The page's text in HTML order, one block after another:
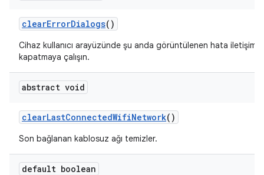
clearErrorDialogs()
Cihaz kullanıcı arayüzünde şu anda görüntülenen hata iletişim
kapatmaya çalışın.
abstract void
clearLastConnectedWifiNetwork()
Son bağlanan kablosuz ağı temizler.
default boolean